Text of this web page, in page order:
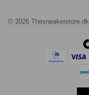
© 2026 Thesneakerstore.dk